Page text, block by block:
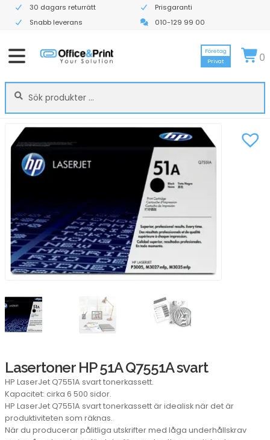
30 dagars returrätt
Prisgaranti
Snabb leverans
010-129 99 00
Sök
efter:
Sök
Företag
Privat
0
Lasertoner HP 51A Q7551A svart
HP LaserJet Q7551A svart tonerkassett.
Kapacitet: cirka 6 500 sidor.
HP LaserJet Q7551A svart tonerkassett är idealisk när det är
produktiviteten som räknas.
När du producerar pålitliga utskrifter med låga underhållskrav